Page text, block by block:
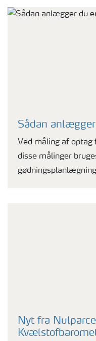
Sådan
Ved måling af optag
disse målinger
Nyt fra